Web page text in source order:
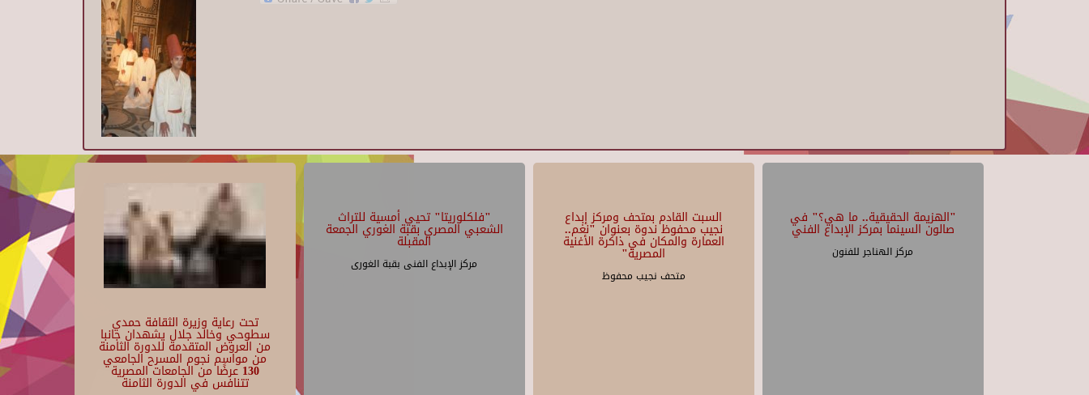
تحت رعاية وزيرة الثقافة حمدي
سطوحي وخالد جلال يشهدان جانبا
من العروض المتقدمة للدورة الثامنة
من مواسم نجوم المسرح الجامعي
130 عرضًا من الجامعات المصرية
تتنافس في الدورة الثامنة
"فلكلوريتا" تحيي أمسية للتراث
الشعبي المصري بقبة الغوري الجمعة
المقبلة
مركز الإبداع الفنى بقبة الغورى
السبت القادم بمتحف ومركز إبداع
نجيب محفوظ ندوة بعنوان "نغم..
العمارة والمكان في ذاكرة الأغنية
المصرية"
متحف نجيب محفوظ
"الهزيمة الحقيقية.. ما هي؟" في
صالون السينما بمركز الإبداع الفني
مركز الهناجر للفنون